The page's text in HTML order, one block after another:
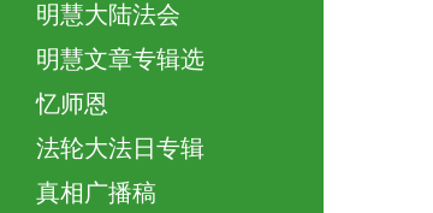
明慧大陆法会
明慧文章专辑选
忆师恩
法轮大法日专辑
真相广播稿